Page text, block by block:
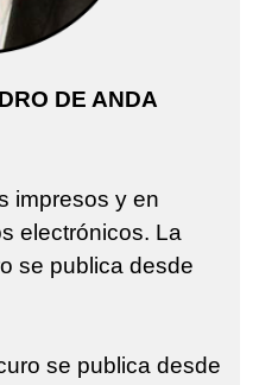
DE ANDA
impresos y en
electrónicos. La
se publica desde
se publica desde